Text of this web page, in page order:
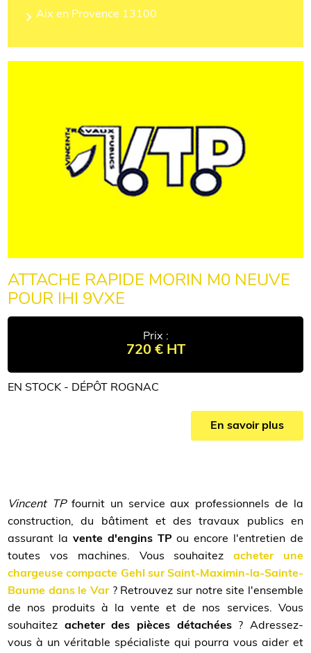
Aix en Provence 13100
ATTACHE RAPIDE MORIN M0 NEUVE
POUR IHI 9VXE
Prix :
720 € HT
EN STOCK - DÉPÔT ROGNAC
En savoir plus
Vincent TPfournit un service aux professionnels de la
construction, du bâtiment et des travaux publics en
assurant la vente d'engins TP ou encore l'entretien de
toutes vos machines. Vous souhaitezacheter une
chargeuse compacte Gehl sur Saint-Maximin-la-Sainte-
Baume dans le Var? Retrouvez sur notre site l'ensemble
de nos produits à la vente et de nos services. Vous
souhaitez acheter des pièces détachées? Adressez-
vous à un véritable spécialiste qui pourra vous aider et